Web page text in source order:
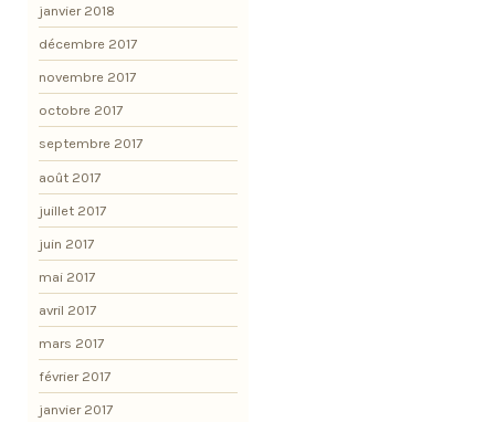
janvier 2018
décembre 2017
novembre 2017
octobre 2017
septembre 2017
août 2017
juillet 2017
juin 2017
mai 2017
avril 2017
mars 2017
février 2017
janvier 2017